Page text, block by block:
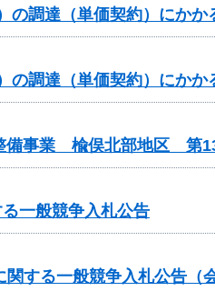
調達（単価契約）にかか
調達（単価契約）にかか
備事業 楡俣北部地区 第
一般競争入札公告
する一般競争入札公告（